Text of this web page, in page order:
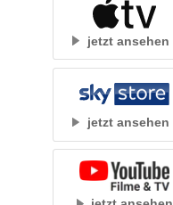
jetzt ansehen
jetzt ansehen